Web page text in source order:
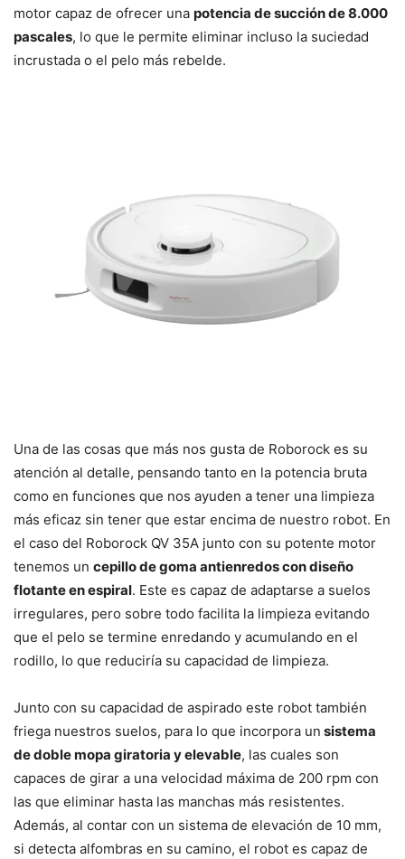
motor capaz de ofrecer una potencia de succión de 8.000
pascales, lo que le permite eliminar incluso la suciedad
incrustada o el pelo más rebelde.
Una de las cosas que más nos gusta de Roborock es su
atención al detalle, pensando tanto en la potencia bruta
como en funciones que nos ayuden a tener una limpieza
más eficaz sin tener que estar encima de nuestro robot. En
el caso del Roborock QV 35A junto con su potente motor
tenemos un cepillo de goma antienredos con diseño
flotante en espiral. Este es capaz de adaptarse a suelos
irregulares, pero sobre todo facilita la limpieza evitando
que el pelo se termine enredando y acumulando en el
rodillo, lo que reduciría su capacidad de limpieza.
Junto con su capacidad de aspirado este robot también
friega nuestros suelos, para lo que incorpora un sistema
de doble mopa giratoria y elevable, las cuales son
capaces de girar a una velocidad máxima de 200 rpm con
las que eliminar hasta las manchas más resistentes.
Además, al contar con un sistema de elevación de 10 mm,
si detecta alfombras en su camino, el robot es capaz de